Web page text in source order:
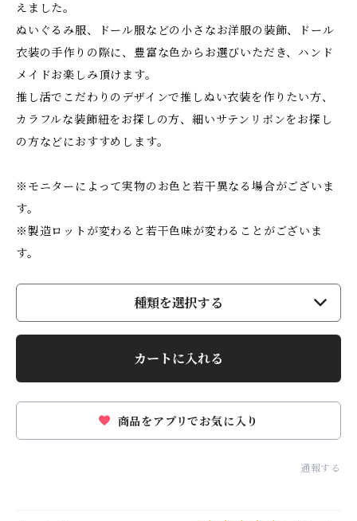
えました。
ぬいぐるみ服、ドール服などの小さなお洋服の装飾、ドール
衣装の手作りの際に、豊富な色からお選びいただき、ハンド
メイドお楽しみ頂けます。
推し活でこだわりのデザインで推しぬい衣装を作りたい方、
カラフルな装飾紐をお探しの方、細いサテンリボンをお探し
の方などにおすすめします。
※モニターによって実物のお色と若干異なる場合がございま
す。
※製造ロットが変わると若干色味が変わることがございま
す。
種類を選択する
カートに入れる
商品をアプリでお気に入り
通報する